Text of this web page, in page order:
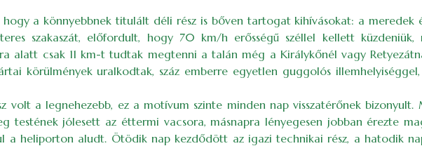
hogy a könnyebbnek titulált déli rész is bőven tartogat kihívásokat: a
szakaszát, előfordult, hogy 70 km/h erősségű széllel kellett küzdeniük,
alatt csak 11 km-t tudtak megtenni a talán még a Királykőnél vagy
körülmények uralkodtak, száz emberre egyetlen guggolós
volt a legnehezebb, ez a motívum szinte minden nap visszatérőnek
testének jólesett az éttermi vacsora, másnapra lényegesen jobban érezte
a heliporton aludt. Ötödik nap kezdődött az igazi technikai rész, a hatodik